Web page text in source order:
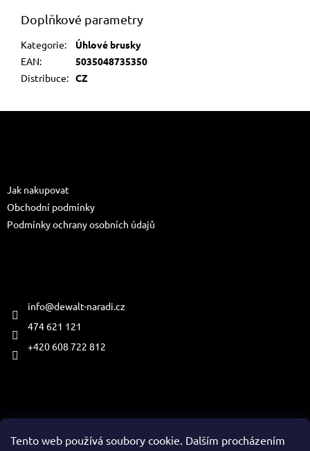
Tento web používá soubory cookie. Dalším procházením
Doplňkové parametry
Kategorie:
Úhlové brusky
EAN:
5035048735350
Distribuce: CZ
Jak nakupovat
Obchodní podmínky
Podmínky ochrany osobních údajů
info@dewalt-naradi.cz
474 621 121
+420 608 722 812